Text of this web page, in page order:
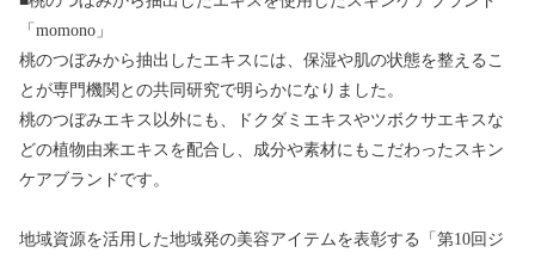
「momono」
桃のつぼみから抽出したエキスには、保湿や肌の状態を整えるこ
とが専門機関との共同研究で明らかになりました。
桃のつぼみエキス以外にも、ドクダミエキスやツボクサエキスな
どの植物由来エキスを配合し、成分や素材にもこだわったスキン
ケアブランドです。
地域資源を活用した地域発の美容アイテムを表彰する「第10回ジ